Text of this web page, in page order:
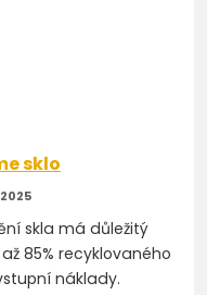
sklo
skla má důležitý
85% recyklovaného
náklady.